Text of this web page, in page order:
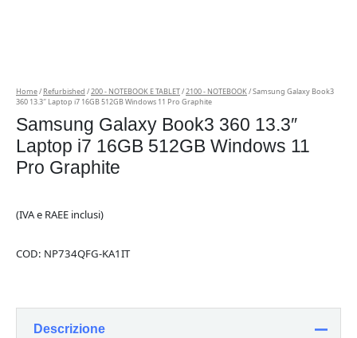
Home/ Refurbished /200 - NOTEBOOK E TABLET/2100 - NOTEBOOK/ Samsung Galaxy Book3
360 13.3″ Laptop i7 16GB 512GB Windows 11 Pro Graphite
Samsung Galaxy Book3 360 13.3″
Laptop i7 16GB 512GB Windows 11
Pro Graphite
(IVA e RAEE inclusi)
COD: NP734QFG-KA1IT
Descrizione